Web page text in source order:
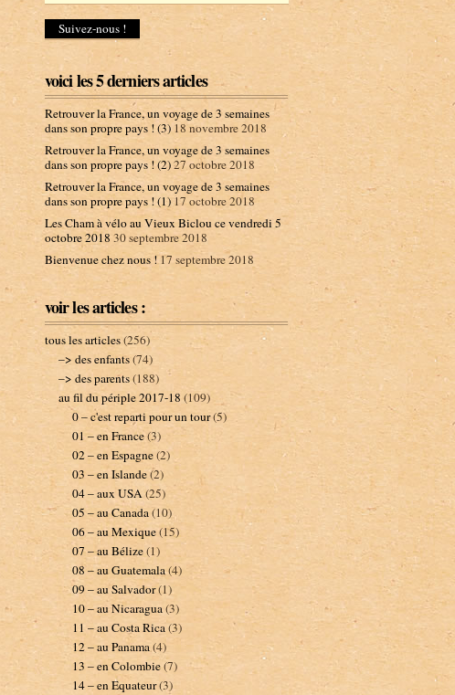
r
e
e
e
-
m
a
i
l
voici les 5 derniers articles
Retrouver la France, un voyage de 3 semaines
dans son propre pays ! (3) 18 novembre 2018
Retrouver la France, un voyage de 3 semaines
dans son propre pays ! (2)27 octobre 2018
Retrouver la France, un voyage de 3 semaines
dans son propre pays ! (1) 17 octobre 2018
Les Cham à vélo au Vieux Biclou ce vendredi 5
octobre 2018 30 septembre 2018
Bienvenue chez nous ! 17 septembre 2018
voir les articles :
tous les articles(256)
–> des enfants(74)
–> des parents(188)
au fil du périple 2017-18 (109)
0 – c'est reparti pour un tour(5)
01 – en France(3)
02 – en Espagne(2)
03 – en Islande(2)
04 – aux USA(25)
05 – au Canada(10)
06 – au Mexique(15)
07 – au Bélize(1)
08 – au Guatemala(4)
09 – au Salvador(1)
10 – au Nicaragua(3)
11 – au Costa Rica(3)
12 – au Panama(4)
13 – en Colombie(7)
14 – en Equateur(3)